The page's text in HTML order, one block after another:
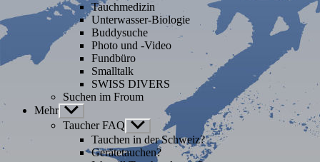
Tauchmedizin
Unterwasser-Biologie
Buddysuche
Photo und -Video
Fundbüro
Smalltalk
SWISS DIVERS
Suchen im Froum
Mehr Untermenü
anzeigen
Taucher FAQ Untermenü
anzeigen
Tauchen in der Schweiz?
Gerätetauchen?